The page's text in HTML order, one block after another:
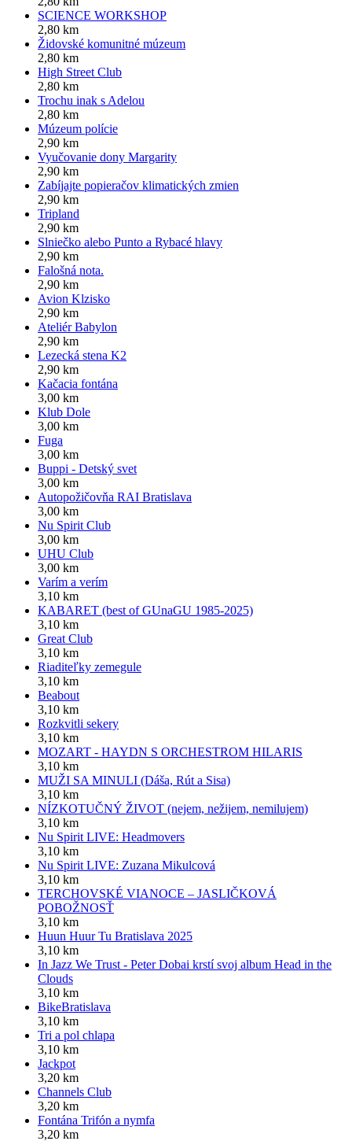
SCIENCE WORKSHOP
2,80 km
Židovské komunitné múzeum
2,80 km
High Street Club
2,80 km
Trochu inak s Adelou
2,80 km
Múzeum polície
2,90 km
Vyučovanie dony Margarity
2,90 km
Zabíjajte popieračov klimatických zmien
2,90 km
Tripland
2,90 km
Slniečko alebo Punto a Rybacé hlavy
2,90 km
Falošná nota.
2,90 km
Avion Klzisko
2,90 km
Ateliér Babylon
2,90 km
Lezecká stena K2
2,90 km
Kačacia fontána
3,00 km
Klub Dole
3,00 km
Fuga
3,00 km
Buppi - Detský svet
3,00 km
Autopožičovňa RAI Bratislava
3,00 km
Nu Spirit Club
3,00 km
UHU Club
3,00 km
Varím a verím
3,10 km
KABARET (best of GUnaGU 1985-2025)
3,10 km
Great Club
3,10 km
Riaditeľky zemegule
3,10 km
Beabout
3,10 km
Rozkvitli sekery
3,10 km
MOZART - HAYDN S ORCHESTROM HILARIS
3,10 km
MUŽI SA MINULI (Dáša, Rút a Sisa)
3,10 km
NÍZKOTUČNÝ ŽIVOT (nejem, nežijem, nemilujem)
3,10 km
Nu Spirit LIVE: Headmovers
3,10 km
Nu Spirit LIVE: Zuzana Mikulcová
3,10 km
TERCHOVSKÉ VIANOCE – JASLIČKOVÁ
POBOŽNOSŤ
3,10 km
Huun Huur Tu Bratislava 2025
3,10 km
In Jazz We Trust - Peter Dobai krstí svoj album Head in the
Clouds
3,10 km
BikeBratislava
3,10 km
Tri a pol chlapa
3,10 km
Jackpot
3,20 km
Channels Club
3,20 km
Fontána Trifón a nymfa
3,20 km